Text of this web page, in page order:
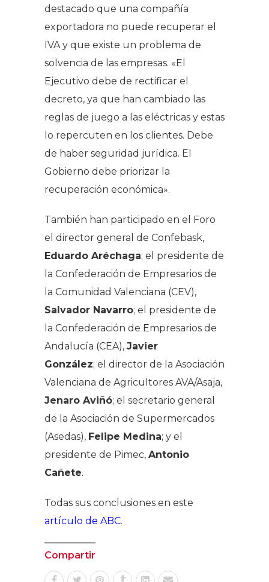
destacado que una compañía
exportadora no puede recuperar el
IVA y que existe un problema de
solvencia de las empresas. «El
Ejecutivo debe de rectificar el
decreto, ya que han cambiado las
reglas de juego a las eléctricas y estas
lo repercuten en los clientes. Debe
de haber seguridad jurídica. El
Gobierno debe priorizar la
recuperación económica».
También han participado en el Foro
el director general de Confebask,
Eduardo Aréchaga; el presidente de
la Confederación de Empresarios de
la Comunidad Valenciana (CEV),
Salvador Navarro; el presidente de
la Confederación de Empresarios de
Andalucía (CEA), Javier
González; el director de la Asociación
Valenciana de Agricultores AVA/Asaja,
Jenaro Aviñó; el secretario general
de la Asociación de Supermercados
(Asedas), Felipe Medina; y el
presidente de Pimec, Antonio
Cañete.
Todas sus conclusiones en este
artículo de ABC.
Compartir